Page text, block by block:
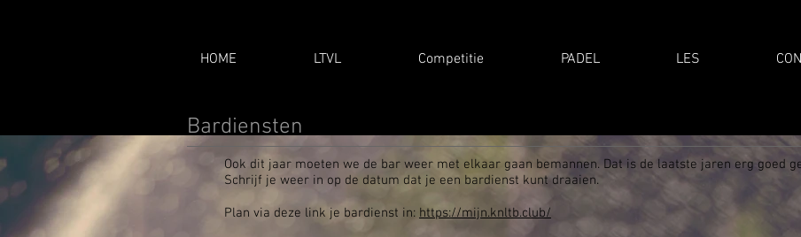
HOME LTVL Competitie PADEL LES
Bardiensten
Ook dit jaar moeten we de bar weer met elkaar gaan bemannen. Dat is de laatste jaren erg goed
Schrijf je weer in op de datum dat je een bardienst kunt draaien.
Plan via deze link je bardienst in: https://mijn.knltb.club/